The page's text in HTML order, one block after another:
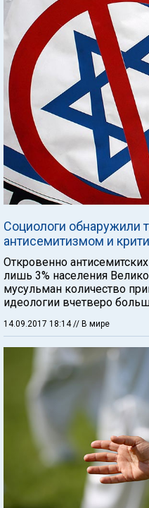
Социологи обнаружили
антисемитизмом и
Откровенно
лишь 3% населения
мусульман количество
идеологии вчетверо
14.09.2017 18:14// В мире